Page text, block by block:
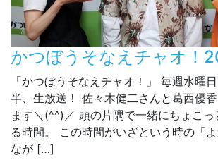
かつぼうそなえチャオ！
「かつぼうそなえチャオ！」 毎週水曜
半、生放送！ 佐々木健二さんと葛西優
ます＼(^^)／ 頭の片隅で一緒にちょこっ
る時間。 この時間がいざという時の「
なが […]